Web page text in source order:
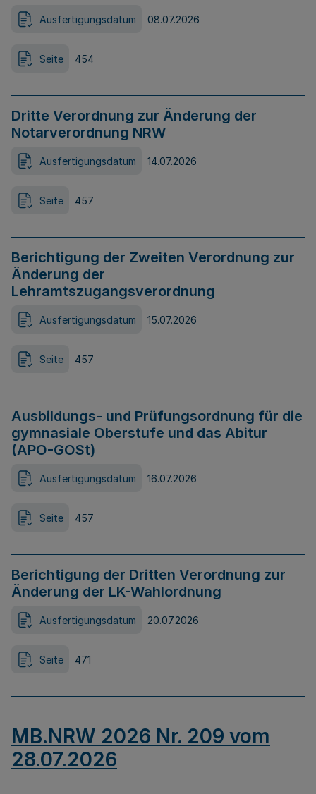
Ausfertigungsdatum 08.07.2026
Seite 454
Dritte Verordnung zur Änderung der
Notarverordnung NRW
Ausfertigungsdatum 14.07.2026
Seite 457
Berichtigung der Zweiten Verordnung zur
Änderung der
Lehramtszugangsverordnung
Ausfertigungsdatum 15.07.2026
Seite 457
Ausbildungs- und Prüfungsordnung für die
gymnasiale Oberstufe und das Abitur
(APO-GOSt)
Ausfertigungsdatum 16.07.2026
Seite 457
Berichtigung der Dritten Verordnung zur
Änderung der LK-Wahlordnung
Ausfertigungsdatum 20.07.2026
Seite 471
MB.NRW 2026 Nr. 209 vom
28.07.2026